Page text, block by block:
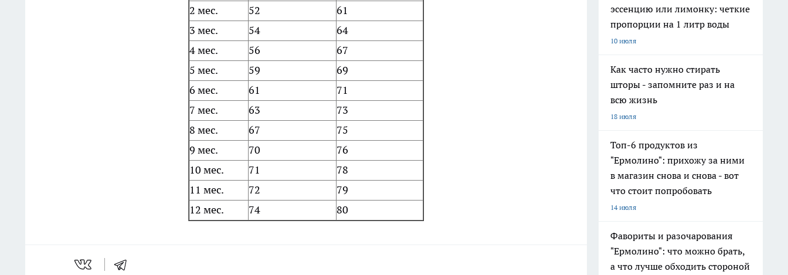
2 мес.
52
61
3 мес.
54
64
4 мес.
56
67
5 мес.
59
69
6 мес.
61
71
7 мес.
63
73
8 мес.
67
75
9 мес.
70
76
10 мес.
71
78
11 мес.
72
79
12 мес.
74 80
эссенцию или лимонку: четкие
пропорции на 1 литр воды
10 июля
Как часто нужно стирать
шторы - запомните раз и на
всю жизнь
18 июля
Топ-6 продуктов из
"Ермолино": прихожу за ними
в магазин снова и снова - вот
что стоит попробовать
14 июля
Фавориты и разочарования
"Ермолино": что можно брать,
а что лучше обходить стороной